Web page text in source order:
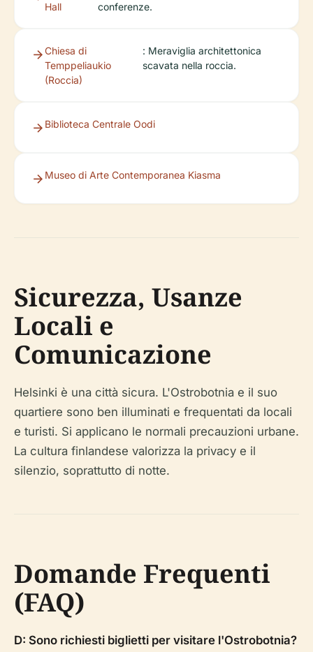
Hall conferenze.
Chiesa di
Temppeliaukio
(Roccia)
: Meraviglia architettonica
scavata nella roccia.
Biblioteca Centrale Oodi
Museo di Arte Contemporanea Kiasma
Sicurezza, Usanze
Locali e
Comunicazione
Helsinki è una città sicura. L'Ostrobotnia e il suo
quartiere sono ben illuminati e frequentati da locali
e turisti. Si applicano le normali precauzioni urbane.
La cultura finlandese valorizza la privacy e il
silenzio, soprattutto di notte.
Domande Frequenti
(FAQ)
D: Sono richiesti biglietti per visitare l'Ostrobotnia?